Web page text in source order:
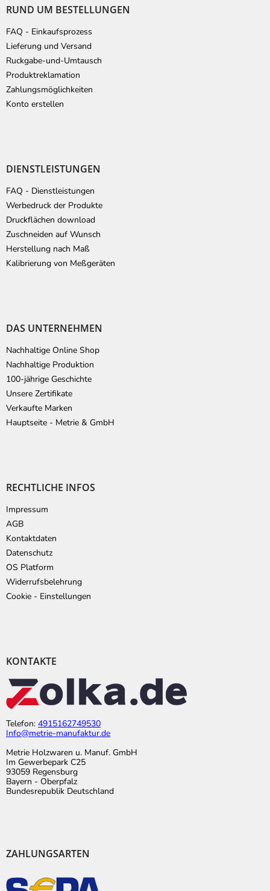
RUND UM BESTELLUNGEN
FAQ - Einkaufsprozess
Lieferung und Versand
Ruckgabe-und-Umtausch
Produktreklamation
Zahlungsmöglichkeiten
Konto erstellen
DIENSTLEISTUNGEN
FAQ - Dienstleistungen
Werbedruck der Produkte
Druckflächen download
Zuschneiden auf Wunsch
Herstellung nach Maß
Kalibrierung von Meßgeräten
DAS UNTERNEHMEN
Nachhaltige Online Shop
Nachhaltige Produktion
100-jährige Geschichte
Unsere Zertifikate
Verkaufte Marken
Hauptseite - Metrie & GmbH
RECHTLICHE INFOS
Impressum
AGB
Kontaktdaten
Datenschutz
OS Platform
Widerrufsbelehrung
Cookie - Einstellungen
KONTAKTE
Telefon: 4915162749530
Info@metrie-manufaktur.de
Metrie Holzwaren u. Manuf. GmbH
Im Gewerbepark C25
93059 Regensburg
Bayern - Oberpfalz
Bundesrepublik Deutschland
ZAHLUNGSARTEN